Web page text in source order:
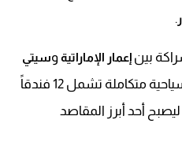
.
بين إعمار الإماراتيةوسيتي
، يضم مدينة سياحية متكاملة تشمل 12 فندقاً
أحد أبرز المقاصد